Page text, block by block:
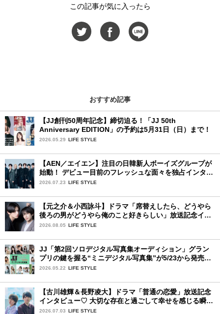
この記事が気に入ったら
おすすめ記事
【JJ創刊50周年記念】締切迫る！「JJ 50th
Anniversary EDITION」の予約は5月31日（日）まで！
2026.05.29 LIFE STYLE
【AEN／エイエン】注目の日韓新人ボーイズグループが
始動！ デビュー目前のフレッシュな面々を独占インタビ
ュー。7人の魅力に迫ります♪
2026.07.23 LIFE STYLE
【元之介＆小西詠斗】ドラマ「席替えしたら、どうやら
後ろの男がどうやら俺のこと好きらしい」放送記念イン
タビュー♡ 「自然と詠斗くんが可愛く見えたんです」
2026.08.05 LIFE STYLE
JJ「第2回ソロデジタル写真集オーディション」グラン
プリの鍵を握る“ミニデジタル写真集”が5/23から発売！
ファイナリストの個性あふれる18冊
2026.05.22 LIFE STYLE
【古川雄輝＆長野凌大】ドラマ「普通の恋愛」放送記念
インタビュー♡ 大切な存在と過ごして幸せを感じる瞬間
は？
2026.07.03 LIFE STYLE